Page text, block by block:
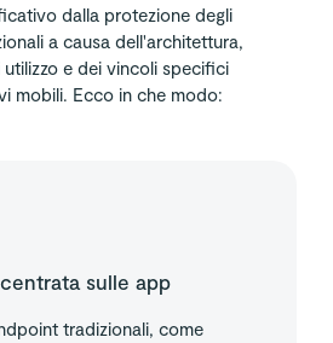
dalla protezione degli
a causa dell'architettura,
e dei vincoli specifici
mobili. Ecco in che modo:
sulle app
tradizionali, come